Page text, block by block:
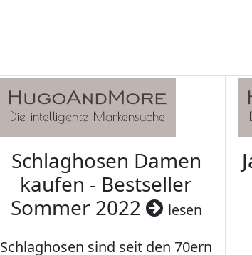
Schlaghosen Damen
kaufen - Bestseller
Sommer 2022
lesen
Schlaghosen sind seit den 70ern